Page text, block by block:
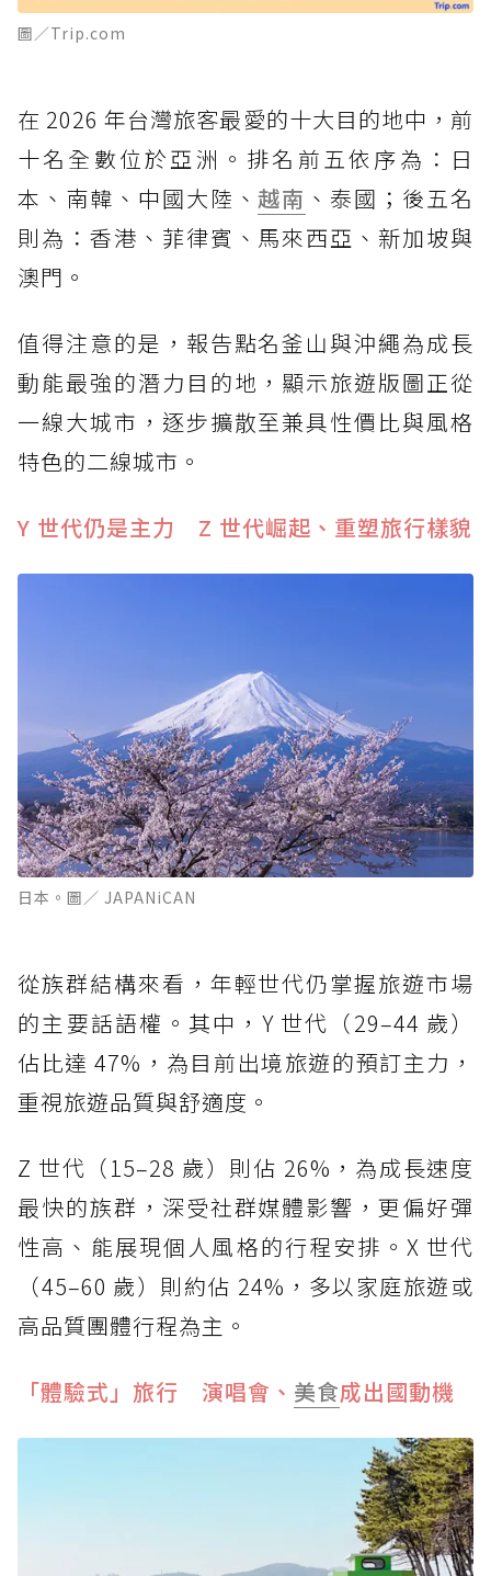
圖／Trip.com
在 2026 年台灣旅客最愛的十大目的地中，前
十名全數位於亞洲。排名前五依序為：日
本、南韓、中國大陸、越南 、泰國；後五名
則為：香港、菲律賓、馬來西亞、新加坡與
澳門。
值得注意的是，報告點名釜山與沖繩為成長
動能最強的潛力目的地，顯示旅遊版圖正從
一線大城市，逐步擴散至兼具性價比與風格
特色的二線城市。
Y 世代仍是主力 Z 世代崛起、重塑旅行樣貌
日本。圖／ JAPANiCAN
從族群結構來看，年輕世代仍掌握旅遊市場
的主要話語權。其中，Y 世代（29–44 歲）
佔比達 47%，為目前出境旅遊的預訂主力，
重視旅遊品質與舒適度。
Z 世代（15–28 歲）則佔 26%，為成長速度
最快的族群，深受社群媒體影響，更偏好彈
性高、能展現個人風格的行程安排。X 世代
（45–60 歲）則約佔 24%，多以家庭旅遊或
高品質團體行程為主。
「體驗式」旅行 演唱會、 美食成出國動機